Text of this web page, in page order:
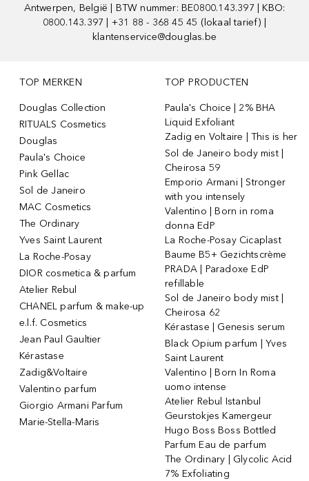
Antwerpen, België | BTW nummer: BE0800.143.397 | KBO:
0800.143.397 | +31 88 - 368 45 45 (lokaal tarief) |
klantenservice@douglas.be
TOP MERKEN
Douglas Collection
RITUALS Cosmetics
Douglas
Paula's Choice
Pink Gellac
Sol de Janeiro
MAC Cosmetics
The Ordinary
Yves Saint Laurent
La Roche-Posay
DIOR cosmetica & parfum
Atelier Rebul
CHANEL parfum & make-up
e.l.f. Cosmetics
Jean Paul Gaultier
Kérastase
Zadig&Voltaire
Valentino parfum
Giorgio Armani Parfum
Marie-Stella-Maris
TOP PRODUCTEN
Paula's Choice | 2% BHA
Liquid Exfoliant
Zadig en Voltaire | This is her
Sol de Janeiro body mist |
Cheirosa 59
Emporio Armani | Stronger
with you intensely
Valentino | Born in roma
donna EdP
La Roche-Posay Cicaplast
Baume B5+ Gezichtscrème
PRADA | Paradoxe EdP
refillable
Sol de Janeiro body mist |
Cheirosa 62
Kérastase | Genesis serum
Black Opium parfum | Yves
Saint Laurent
Valentino | Born In Roma
uomo intense
Atelier Rebul Istanbul
Geurstokjes Kamergeur
Hugo Boss Boss Bottled
Parfum Eau de parfum
The Ordinary | Glycolic Acid
7% Exfoliating